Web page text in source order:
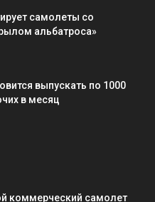
самолеты со
альбатроса»
выпускать по 1000
в месяц
коммерческий самолет